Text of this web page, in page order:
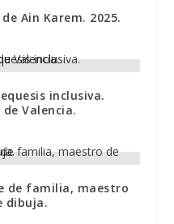
Ain Karem. 2025.
inclusiva.
Valencia.
de familia, maestro
dibuja.